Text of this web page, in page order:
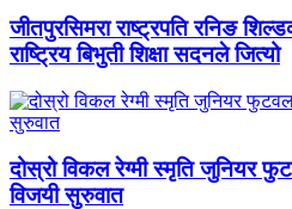
जीतपुरसिमरा राष्ट्रपति रनिङ
राष्ट्रिय बिभुती शिक्षा सदनले जित्यो
दोस्रो विकल रेग्मी स्मृति जुनियर
विजयी सुरुवात